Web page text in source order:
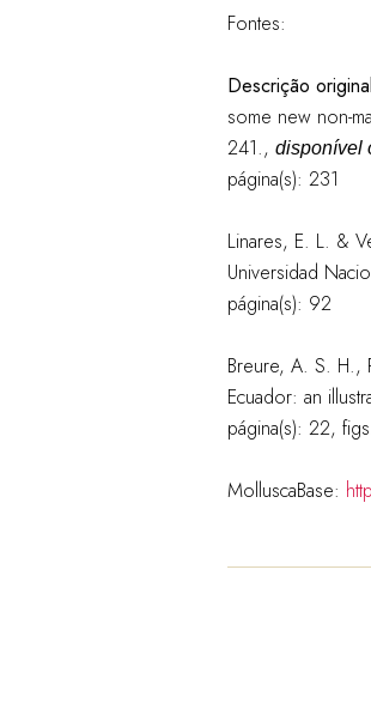
Fontes:
Descrição original
some new non-
241., disponível
página(s): 231
Linares, E. L. &
Universidad
página(s): 92
Breure, A. S. H.,
Ecuador: an
página(s): 22,
MolluscaBase: